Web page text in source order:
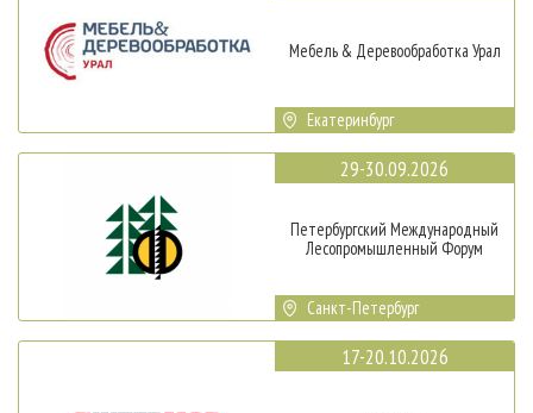
Мебель & Деревообработка Урал
Екатеринбург
29-30.09.2026
Петербургский Международный
Лесопромышленный Форум
Санкт-Петербург
17-20.10.2026